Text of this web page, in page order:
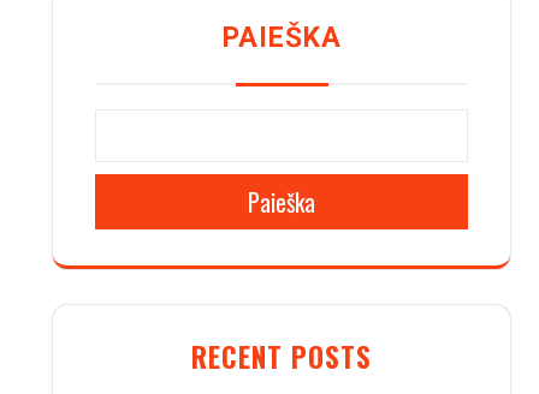
PAIEŠKA
Paieška
RECENT POSTS